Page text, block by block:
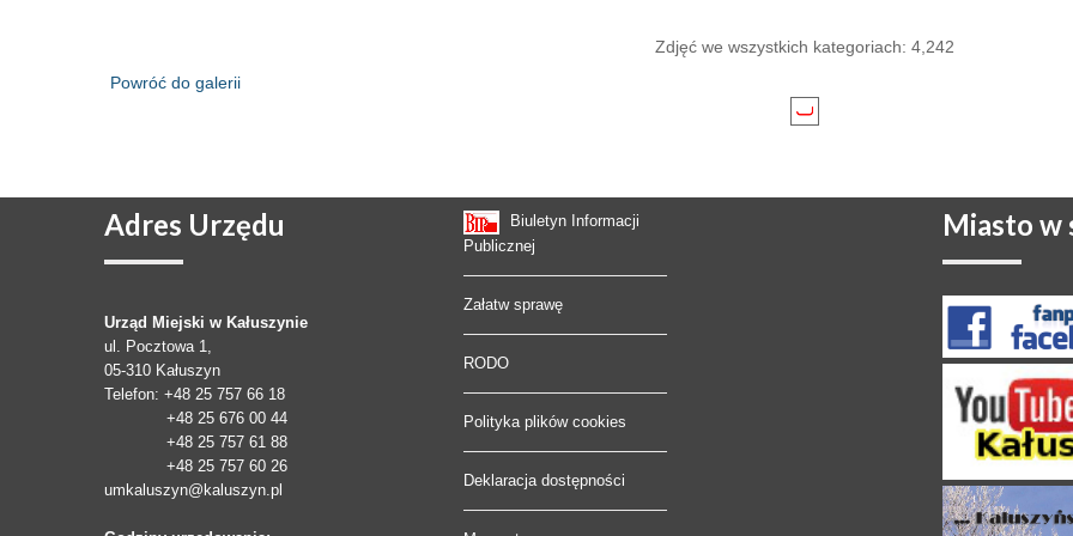
Zdjęć we wszystkich kategoriach: 4,242
Powróć do galerii
Adres Urzędu
Urząd Miejski w Kałuszynie
ul. Pocztowa 1,
05-310 Kałuszyn
Telefon: +48 25 757 66 18
+48 25 676 00 44
+48 25 757 61 88
+48 25 757 60 26
umkaluszyn@kaluszyn.pl
Biuletyn Informacji
Publicznej
Załatw sprawę
RODO
Polityka plików cookies
Deklaracja dostępności
Miasto w